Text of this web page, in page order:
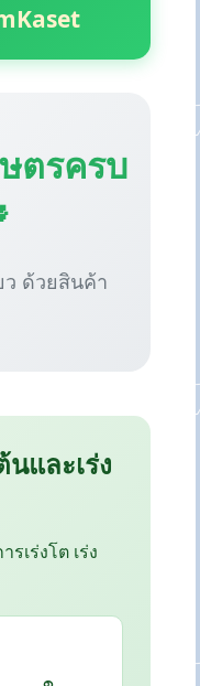
ตรครบ
ว ด้วยสินค้า
และเร่ง
เร่งโต เร่ง